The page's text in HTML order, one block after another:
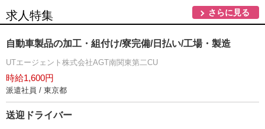
求人特集 さらに見る
自動車製品の加工・組付け/寮完備/日払い/工場・製造
UTエージェント株式会社AGT南関東第二CU
時給1,600円
派遣社員 / 東京都
送迎ドライバー